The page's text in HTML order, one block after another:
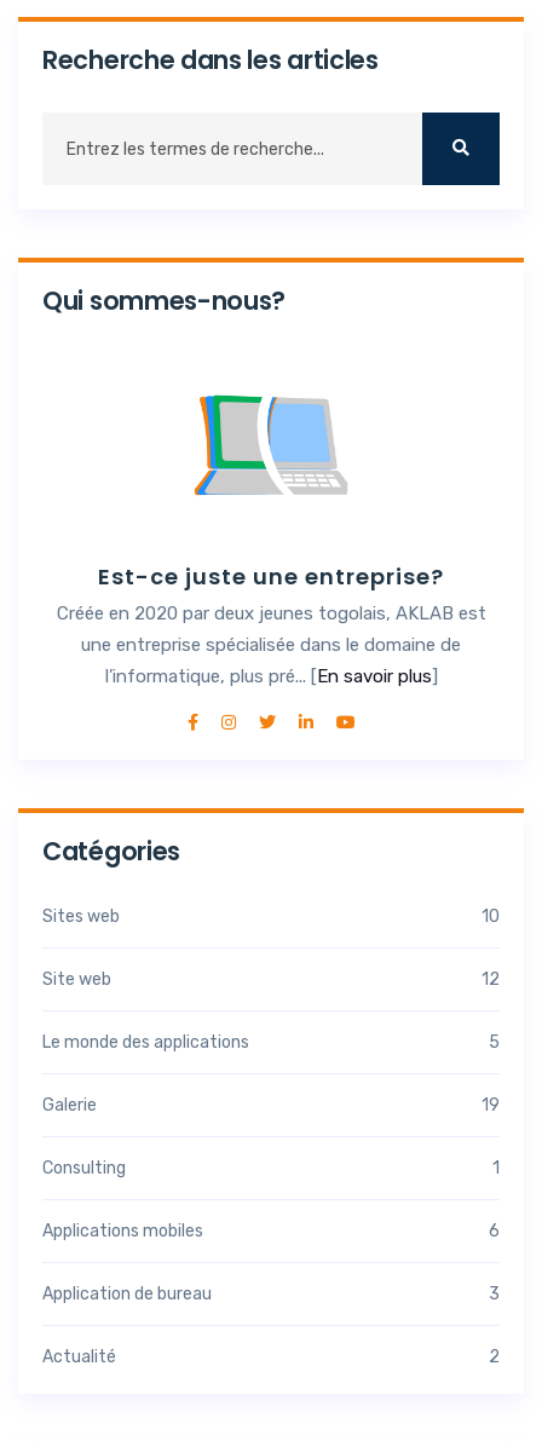
Recherche dans les articles
Qui sommes-nous?
Est-ce juste une entreprise?
Créée en 2020 par deux jeunes togolais, AKLAB est
une entreprise spécialisée dans le domaine de
l’informatique, plus pré... [En savoir plus]
Catégories
Sites web 10
Site web 12
Le monde des applications 5
Galerie 19
Consulting 1
Applications mobiles 6
Application de bureau 3
Actualité 2